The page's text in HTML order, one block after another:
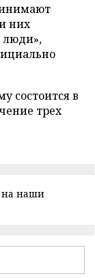
них
состоится в
трех
на наши